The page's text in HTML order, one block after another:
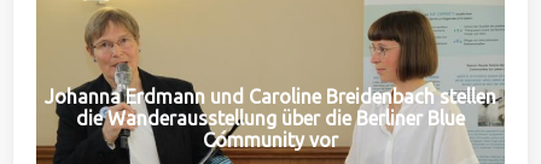
Johanna Erdmann und Caroline Breidenbach stellen
die Wanderausstellung über die Berliner Blue
Community vor